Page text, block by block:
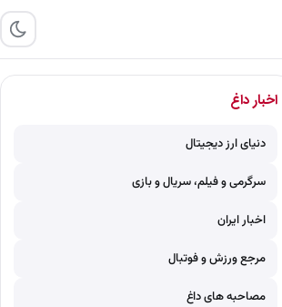
اخبار داغ
دنیای ارز دیجیتال
سرگرمی و فیلم، سریال و بازی
اخبار ایران
مرجع ورزش و فوتبال
مصاحبه های داغ